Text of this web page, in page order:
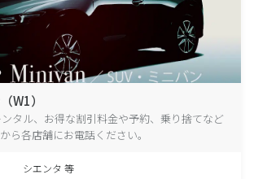
W1）
タル、お得な割引料金や予約、乗り捨てなど
ら各店舗にお電話ください。
シエンタ 等